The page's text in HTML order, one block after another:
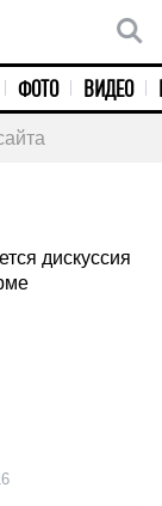
ФОТО ВИДЕО
дискуссия